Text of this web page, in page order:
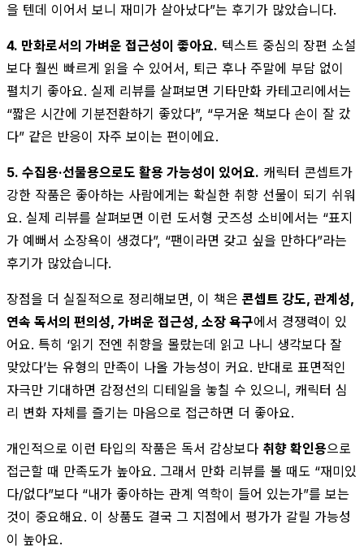
을 텐데 이어서 보니 재미가 살아났다”는 후기가 많았습니다.
4. 만화로서의 가벼운 접근성이 좋아요. 텍스트 중심의 장편 소설
보다 훨씬 빠르게 읽을 수 있어서, 퇴근 후나 주말에 부담 없이
펼치기 좋아요. 실제 리뷰를 살펴보면 기타만화 카테고리에서는
“짧은 시간에 기분전환하기 좋았다”, “무거운 책보다 손이 잘 갔
다” 같은 반응이 자주 보이는 편이에요.
5. 수집용·선물용으로도 활용 가능성이 있어요. 캐릭터 콘셉트가
강한 작품은 좋아하는 사람에게는 확실한 취향 선물이 되기 쉬워
요. 실제 리뷰를 살펴보면 이런 도서형 굿즈성 소비에서는 “표지
가 예뻐서 소장욕이 생겼다”, “팬이라면 갖고 싶을 만하다”라는
후기가 많았습니다.
장점을 더 실질적으로 정리해보면, 이 책은 콘셉트 강도, 관계성,
연속 독서의 편의성, 가벼운 접근성, 소장 욕구에서 경쟁력이 있
어요. 특히 ‘읽기 전엔 취향을 몰랐는데 읽고 나니 생각보다 잘
맞았다’는 유형의 만족이 나올 가능성이 커요. 반대로 표면적인
자극만 기대하면 감정선의 디테일을 놓칠 수 있으니, 캐릭터 심
리 변화 자체를 즐기는 마음으로 접근하면 더 좋아요.
개인적으로 이런 타입의 작품은 독서 감상보다 취향 확인용으로
접근할 때 만족도가 높아요. 그래서 만화 리뷰를 볼 때도 “재미있
다/없다”보다 “내가 좋아하는 관계 역학이 들어 있는가”를 보는
것이 중요해요. 이 상품도 결국 그 지점에서 평가가 갈릴 가능성
이 높아요.